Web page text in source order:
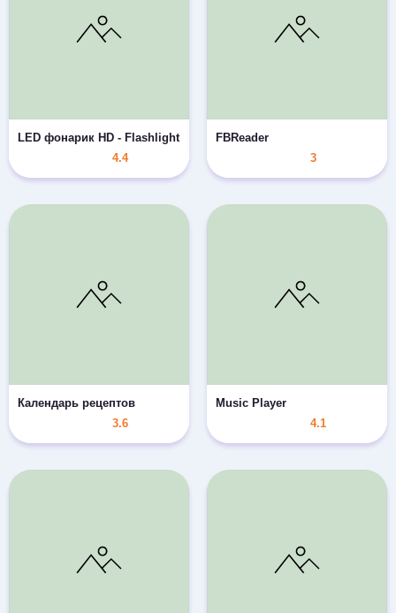
LED фонарик HD - Flashlight
4.4
FBReader
3
Календарь рецептов
3.6
Music Player
4.1